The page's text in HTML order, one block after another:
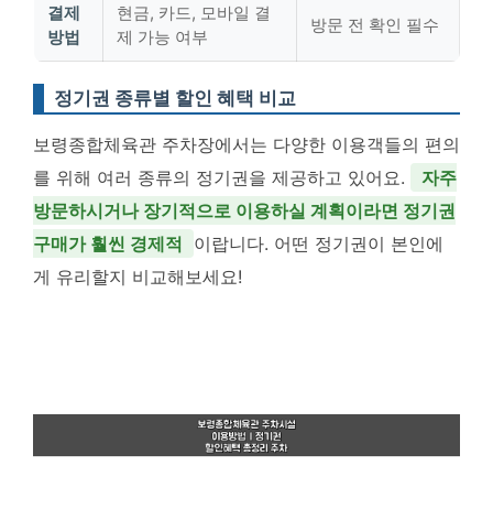
결제
방법
현금, 카드, 모바일 결
제 가능 여부
방문 전 확인 필수
정기권 종류별 할인 혜택 비교
보령종합체육관 주차장에서는 다양한 이용객들의 편의
를 위해 여러 종류의 정기권을 제공하고 있어요.
자주
방문하시거나 장기적으로 이용하실 계획이라면 정기권
구매가 훨씬 경제적 이랍니다. 어떤 정기권이 본인에
게 유리할지 비교해보세요!